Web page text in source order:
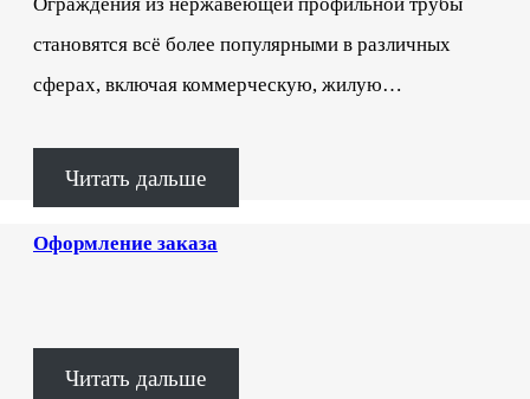
Ограждения из нержавеющей профильной трубы
становятся всё более популярными в различных
сферах, включая коммерческую, жилую…
Читать дальше
Оформление заказа
Читать дальше